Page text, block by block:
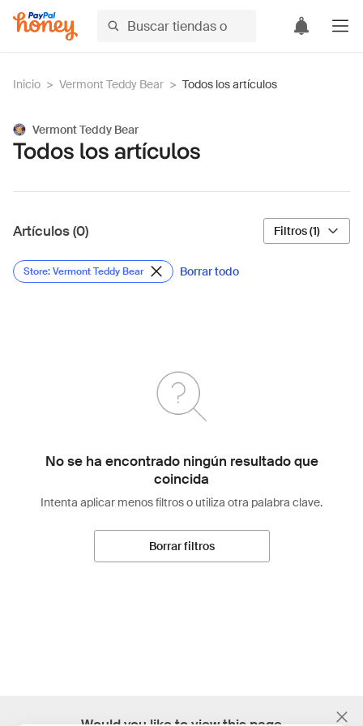
Inicio > Vermont Teddy Bear > Todos los artículos
Vermont Teddy Bear
Todos los artículos
Artículos (0) Filtros (1)
Store: Vermont Teddy Bear Borrar todo
No se ha encontrado ningún resultado que
coincida
Intenta aplicar menos filtros o utiliza otra palabra clave.
Borrar filtros